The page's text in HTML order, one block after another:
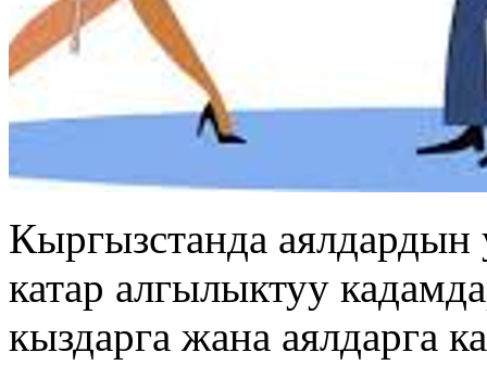
Кыргызстанда
катар алгылыктуу
кыздарга жана аялдарга